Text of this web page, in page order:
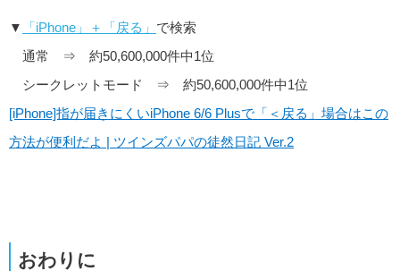
▼ 「iPhone」＋「戻る」 で検索
通常 ⇒ 約50,600,000件中1位
シークレットモード ⇒ 約50,600,000件中1位
[iPhone]指が届きにくいiPhone 6/6 Plusで「＜戻る」場合はこの
方法が便利だよ | ツインズパパの徒然日記 Ver.2
おわりに